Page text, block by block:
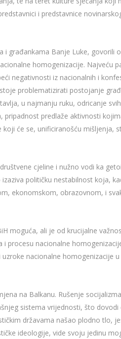
i predstavnice
građankama Banje Luke, govorili
homogenizacije. Najveću
negativnosti iz nacionalnih i
problematizirati postojanje
u najmanju ruku, odricanje
predlaže aktivnosti
će se, unificiranošću mišljenja,
cjeline i nužno vodi ka
političku nestabilnost koja,
ekonomskom, obrazovnom, i
moguća, ali je od krucijalne
procesu nacionalne
nacionalne homogenizacije
na Balkanu. Rušenje
sistema vrijednosti, što
državama našao plodno tlo,
ideologije, vide svoju jedinu